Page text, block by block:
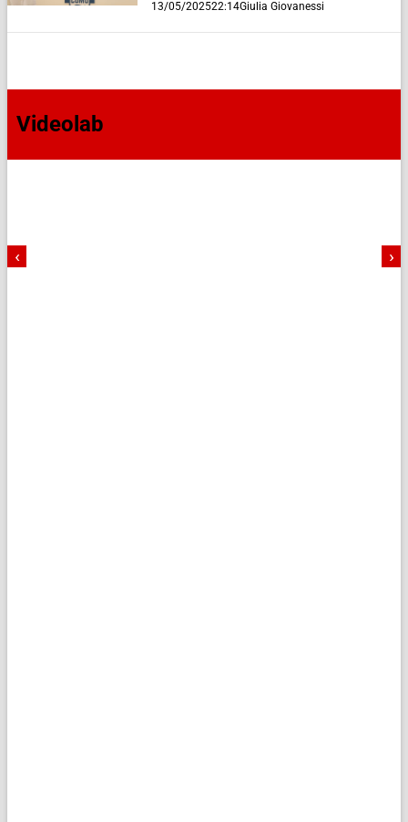
13/05/202522:14Giulia Giovanessi
Videolab
‹ ›